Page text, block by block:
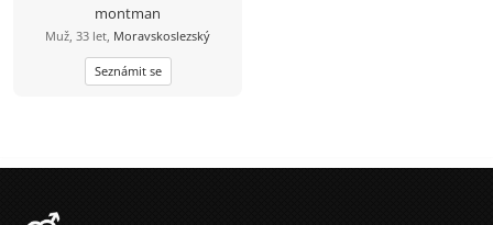
montman
Muž, 33 let, Moravskoslezský
Seznámit se